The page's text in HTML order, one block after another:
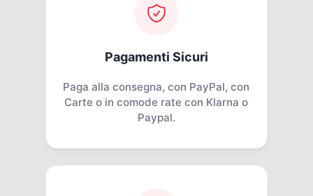
Pagamenti Sicuri
Paga alla consegna, con PayPal, con
Carte o in comode rate con Klarna o
Paypal.